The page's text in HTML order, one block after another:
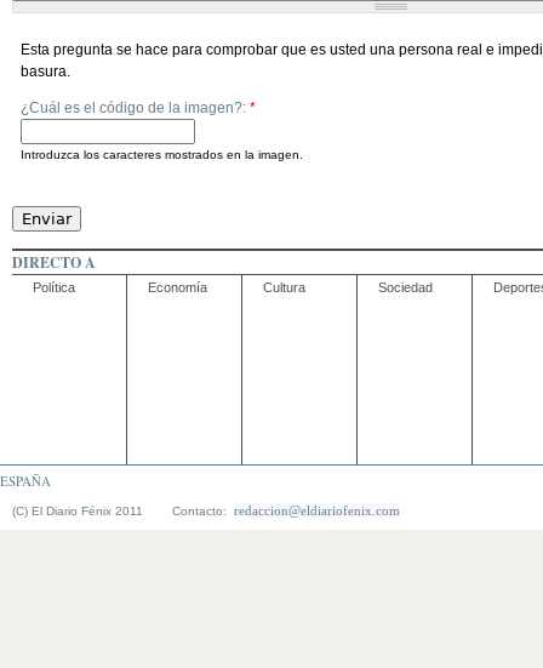
Esta pregunta se hace para comprobar que es usted una persona real e
basura.
¿Cuál es el código de la imagen?: *
Introduzca los caracteres mostrados en la imagen.
DIRECTO A
Política Economía Cultura Sociedad
ESPAÑA
(C) El Diario Fénix 2011 Contacto: redaccion@eldiariofenix.com